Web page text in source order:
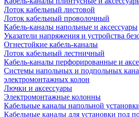
Лоток кабельный листовой
Лоток кабельный проволочный
Кабель-каналы напольные и аксессуары
Указатели напряжения и устройства
Огнестойкие кабель-каналы
Лоток кабельный лестничный
Кабель-каналы перфорированные и
Системы напольных и подпольных
электромонтажных колон
Лючки и аксессуары
Электромонтажные колонны
Кабельные каналы напольной
Кабельные каналы для установки под